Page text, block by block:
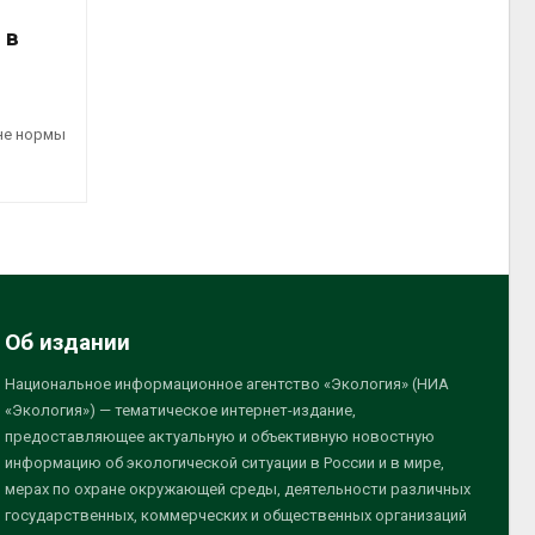
нормы
Об издании
Национальное информационное агентство «Экология» (НИА
«Экология») — тематическое интернет-издание,
предоставляющее актуальную и объективную новостную
информацию об экологической ситуации в России и в мире,
мерах по охране окружающей среды, деятельности различных
государственных, коммерческих и общественных организаций